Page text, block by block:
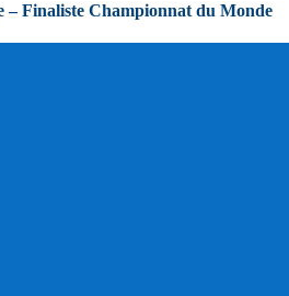
– Finaliste Championnat du Monde